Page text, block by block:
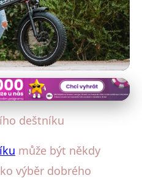
Kompletní
Filip Janošek
deštníku
může být někdy
výběr dobrého